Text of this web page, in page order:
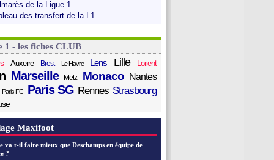
de la Ligue 1
des transfert de la L1
1 - les fiches CLUB
Auxerre Brest Le Havre Lens Lille Lorient
Marseille Metz Monaco Nantes
Paris FC Paris SG Rennes Strasbourg
Maxifoot
va t-il faire mieux que Deschamps en équipe de
?